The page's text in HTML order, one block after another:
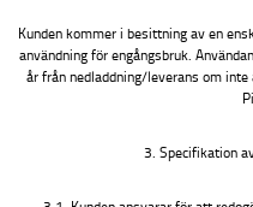
Kunden kommer i besittning av en
användning för engångsbruk.
år från nedladdning/leverans om
3. Specifikation